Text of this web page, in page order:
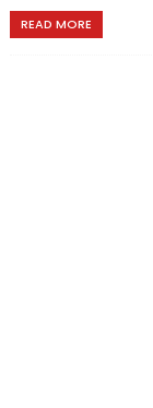
READ MORE